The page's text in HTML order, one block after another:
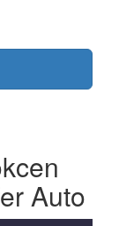
Auto